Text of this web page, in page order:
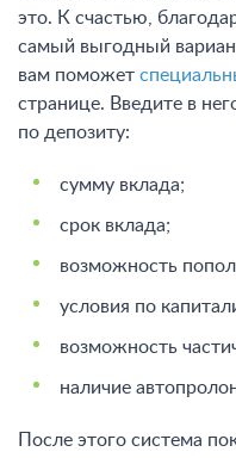
это. К счастью, благодаря технологиям 2026, найти
самый выгодный
вам поможет
странице. Введите в
по депозиту:
сумму вклада;
срок вклада;
возможность
условия по
возможность
наличие
После этого система